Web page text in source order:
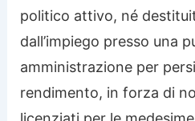
politico attivo, né
dall’impiego presso una
amministrazione per
rendimento, in forza di